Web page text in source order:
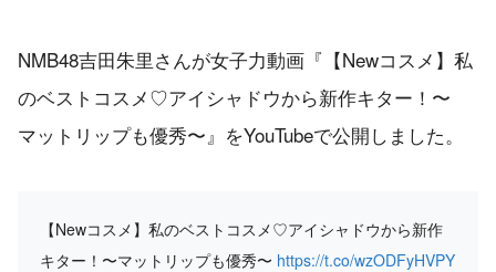
NMB48吉田朱里さんが女子力動画『【Newコスメ】私
のベストコスメ♡アイシャドウから新作キター！〜
マットリップも優秀〜』をYouTubeで公開しました。
【Newコスメ】私のベストコスメ♡アイシャドウから新作
キター！〜マットリップも優秀〜 https://t.co/wzODFyHVPY